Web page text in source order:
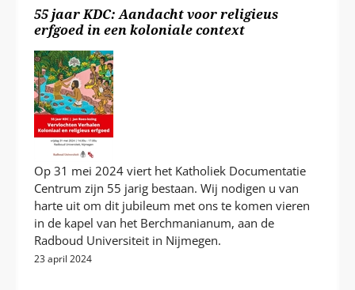
55 jaar KDC: Aandacht voor religieus
erfgoed in een koloniale context
Op 31 mei 2024 viert het Katholiek Documentatie
Centrum zijn 55 jarig bestaan. Wij nodigen u van
harte uit om dit jubileum met ons te komen vieren
in de kapel van het Berchmanianum, aan de
Radboud Universiteit in Nijmegen.
23 april 2024